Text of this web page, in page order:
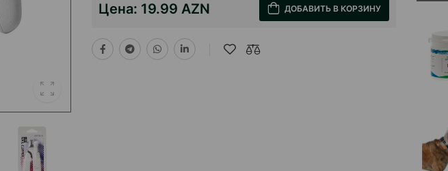
Цена: 19.99 AZN ДОБАВИТЬ В КОРЗИНУ